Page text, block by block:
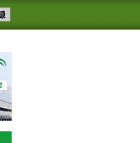
メール配信を登録す